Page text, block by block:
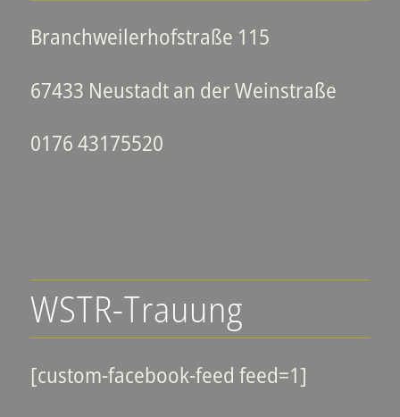
Branchweilerhofstraße 115
67433 Neustadt an der Weinstraße
0176 43175520
WSTR-Trauung
[custom-facebook-feed feed=1]